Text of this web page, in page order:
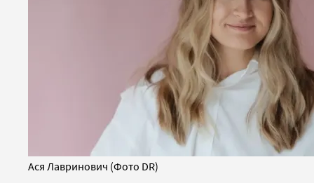
Ася Лавринович (Фото DR)